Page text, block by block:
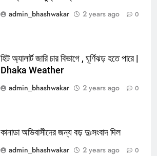
admin_bhashwakar
2 years ago 0
হিট অ্যালার্ট জারি চার বিভাগে , ঘূর্ণিঝড় হতে পারে |
Dhaka Weather
admin_bhashwakar
2 years ago 0
কানাডা অভিবাসীদের জন্য বড় দুঃসংবাদ দিল
admin_bhashwakar
2 years ago 0